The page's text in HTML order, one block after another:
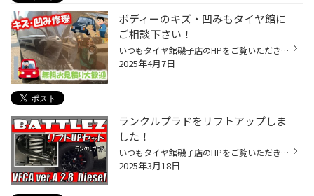
ボディーのキズ・凹みもタイヤ館に
ご相談下さい！
いつもタイヤ館磯子店のHPをご覧いただき 誠にありがとうございます！ タイヤ館ではボディーキズ・凹みなどの 板金・塗装・修理も承っております♪ お見積りは無料で承っておりますので ぜひお気軽にご利用ください(*'ω'*)/ お見積り～修理後までの流れ ①お見積り（車両の確認・修理箇所の撮影） 修...
2025年4月7日
ランクルプラドをリフトアップしま
した！
いつもタイヤ館磯子店のHPをご覧いただき 誠にありがとうございます。 今回ご紹介するのはリフトアップの事例です。 お車は、トヨタ ランドクルーザープラド！ タイヤ館でリフトアップ・ローダウン お取り寄せ、お取付け、アイライメント調整までお任せください☆ 「お持ち込み部品」のお取付けは新...
2025年3月18日